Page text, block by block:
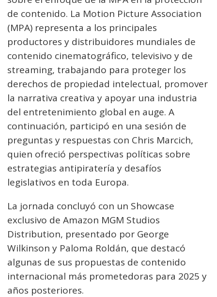
de contenido. La Motion Picture Association
(MPA) representa a los principales
productores y distribuidores mundiales de
contenido cinematográfico, televisivo y de
streaming, trabajando para proteger los
derechos de propiedad intelectual, promover
la narrativa creativa y apoyar una industria
del entretenimiento global en auge. A
continuación, participó en una sesión de
preguntas y respuestas con Chris Marcich,
quien ofreció perspectivas políticas sobre
estrategias antipiratería y desafíos
legislativos en toda Europa.
La jornada concluyó con un Showcase
exclusivo de Amazon MGM Studios
Distribution, presentado por George
Wilkinson y Paloma Roldán, que destacó
algunas de sus propuestas de contenido
internacional más prometedoras para 2025 y
años posteriores.